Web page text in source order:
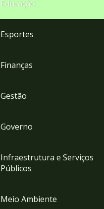
Educação
Esportes
Finanças
Gestão
Governo
Infraestrutura e Serviços
Públicos
Meio Ambiente